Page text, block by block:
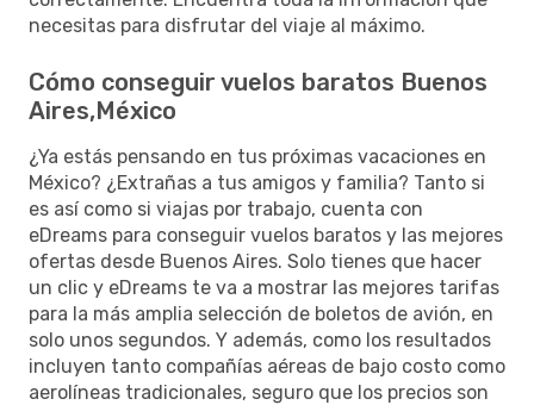
necesitas para disfrutar del viaje al máximo.
Cómo conseguir vuelos baratos Buenos
Aires,México
¿Ya estás pensando en tus próximas vacaciones en
México? ¿Extrañas a tus amigos y familia? Tanto si
es así como si viajas por trabajo, cuenta con
eDreams para conseguir vuelos baratos y las mejores
ofertas desde Buenos Aires. Solo tienes que hacer
un clic y eDreams te va a mostrar las mejores tarifas
para la más amplia selección de boletos de avión, en
solo unos segundos. Y además, como los resultados
incluyen tanto compañías aéreas de bajo costo como
aerolíneas tradicionales, seguro que los precios son